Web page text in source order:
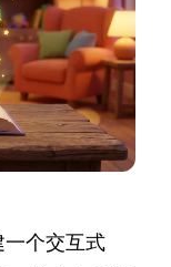
一个交互式